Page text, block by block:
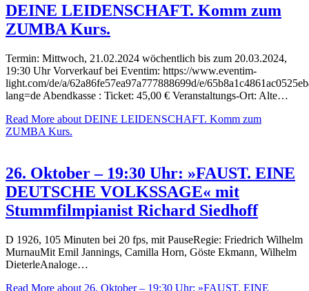
DEINE LEIDENSCHAFT. Komm zum
ZUMBA Kurs.
Termin: Mittwoch, 21.02.2024 wöchentlich bis zum 20.03.2024,
19:30 Uhr Vorverkauf bei Eventim: https://www.eventim-
light.com/de/a/62a86fe57ea97a777888699d/e/
lang=de Abendkasse : Ticket: 45,00 € Veranstaltungs-Ort: Alte…
Read More about DEINE LEIDENSCHAFT. Komm zum
ZUMBA Kurs.
26. Oktober – 19:30 Uhr: »FAUST. EINE
DEUTSCHE VOLKSSAGE« mit
Stummfilmpianist Richard Siedhoff
D 1926, 105 Minuten bei 20 fps, mit PauseRegie: Friedrich Wilhelm
MurnauMit Emil Jannings, Camilla Horn, Göste Ekmann, Wilhelm
DieterleAnaloge…
Read More about 26. Oktober – 19:30 Uhr: »FAUST. EINE